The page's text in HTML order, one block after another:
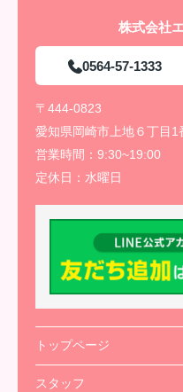
株式会社
0564-57-1333
〒444-0823
愛知県岡崎市上地６丁目1
営業時間： 9:30~19:00
定休日： 水曜日
トップページ
スタッフ